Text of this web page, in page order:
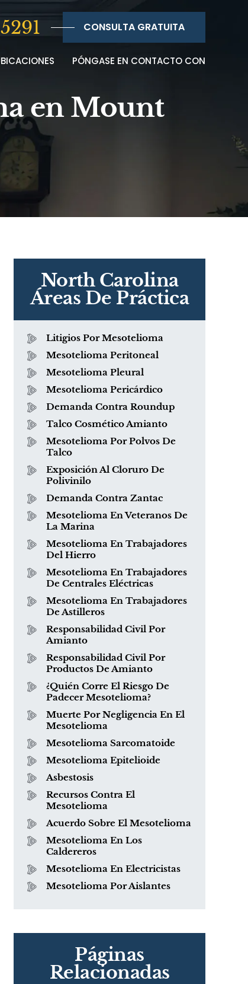
CONSULTA GRATUITA
PÓNGASE EN CONTACTO CON
en Mount
North Carolina
Áreas De Práctica
Litigios Por Mesotelioma
Mesotelioma Peritoneal
Mesotelioma Pleural
Mesotelioma Pericárdico
Demanda Contra Roundup
Talco Cosmético Amianto
Mesotelioma Por Polvos De
Talco
Exposición Al Cloruro De
Polivinilo
Demanda Contra Zantac
Mesotelioma En Veteranos De
La Marina
Mesotelioma En Trabajadores
Del Hierro
Mesotelioma En Trabajadores
De Centrales Eléctricas
Mesotelioma En Trabajadores
De Astilleros
Responsabilidad Civil Por
Amianto
Responsabilidad Civil Por
Productos De Amianto
¿Quién Corre El Riesgo De
Padecer Mesotelioma?
Muerte Por Negligencia En El
Mesotelioma
Mesotelioma Sarcomatoide
Mesotelioma Epitelioide
Asbestosis
Recursos Contra El
Mesotelioma
Acuerdo Sobre El Mesotelioma
Mesotelioma En Los
Caldereros
Mesotelioma En Electricistas
Mesotelioma Por Aislantes
Páginas
Relacionadas